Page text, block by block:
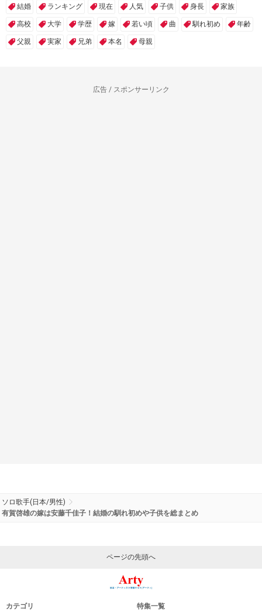
結婚 ランキング 現在 人気 子供 身長 家族
高校 大学 学歴 嫁 若い頃 曲 馴れ初め 年齢
父親 実家 兄弟 本名 母親
広告 / スポンサーリンク
ソロ歌手(日本/男性)
有賀啓雄の嫁は安藤千佳子！結婚の馴れ初めや子供を総まとめ
ページの先頭へ
カテゴリ 特集一覧